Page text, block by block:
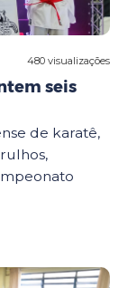
480 visualizações
seis
de karatê,